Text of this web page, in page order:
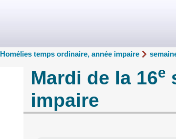
Homélies temps ordinaire, année impaire
Mardi de la 16e
impaire